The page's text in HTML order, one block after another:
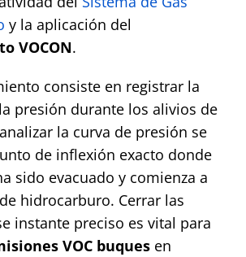
y la aplicación del
VOCON.
consiste en registrar la
presión durante los alivios de
la curva de presión se
de inflexión exacto donde
sido evacuado y comienza a
hidrocarburo. Cerrar las
instante preciso es vital para
VOC buquesen